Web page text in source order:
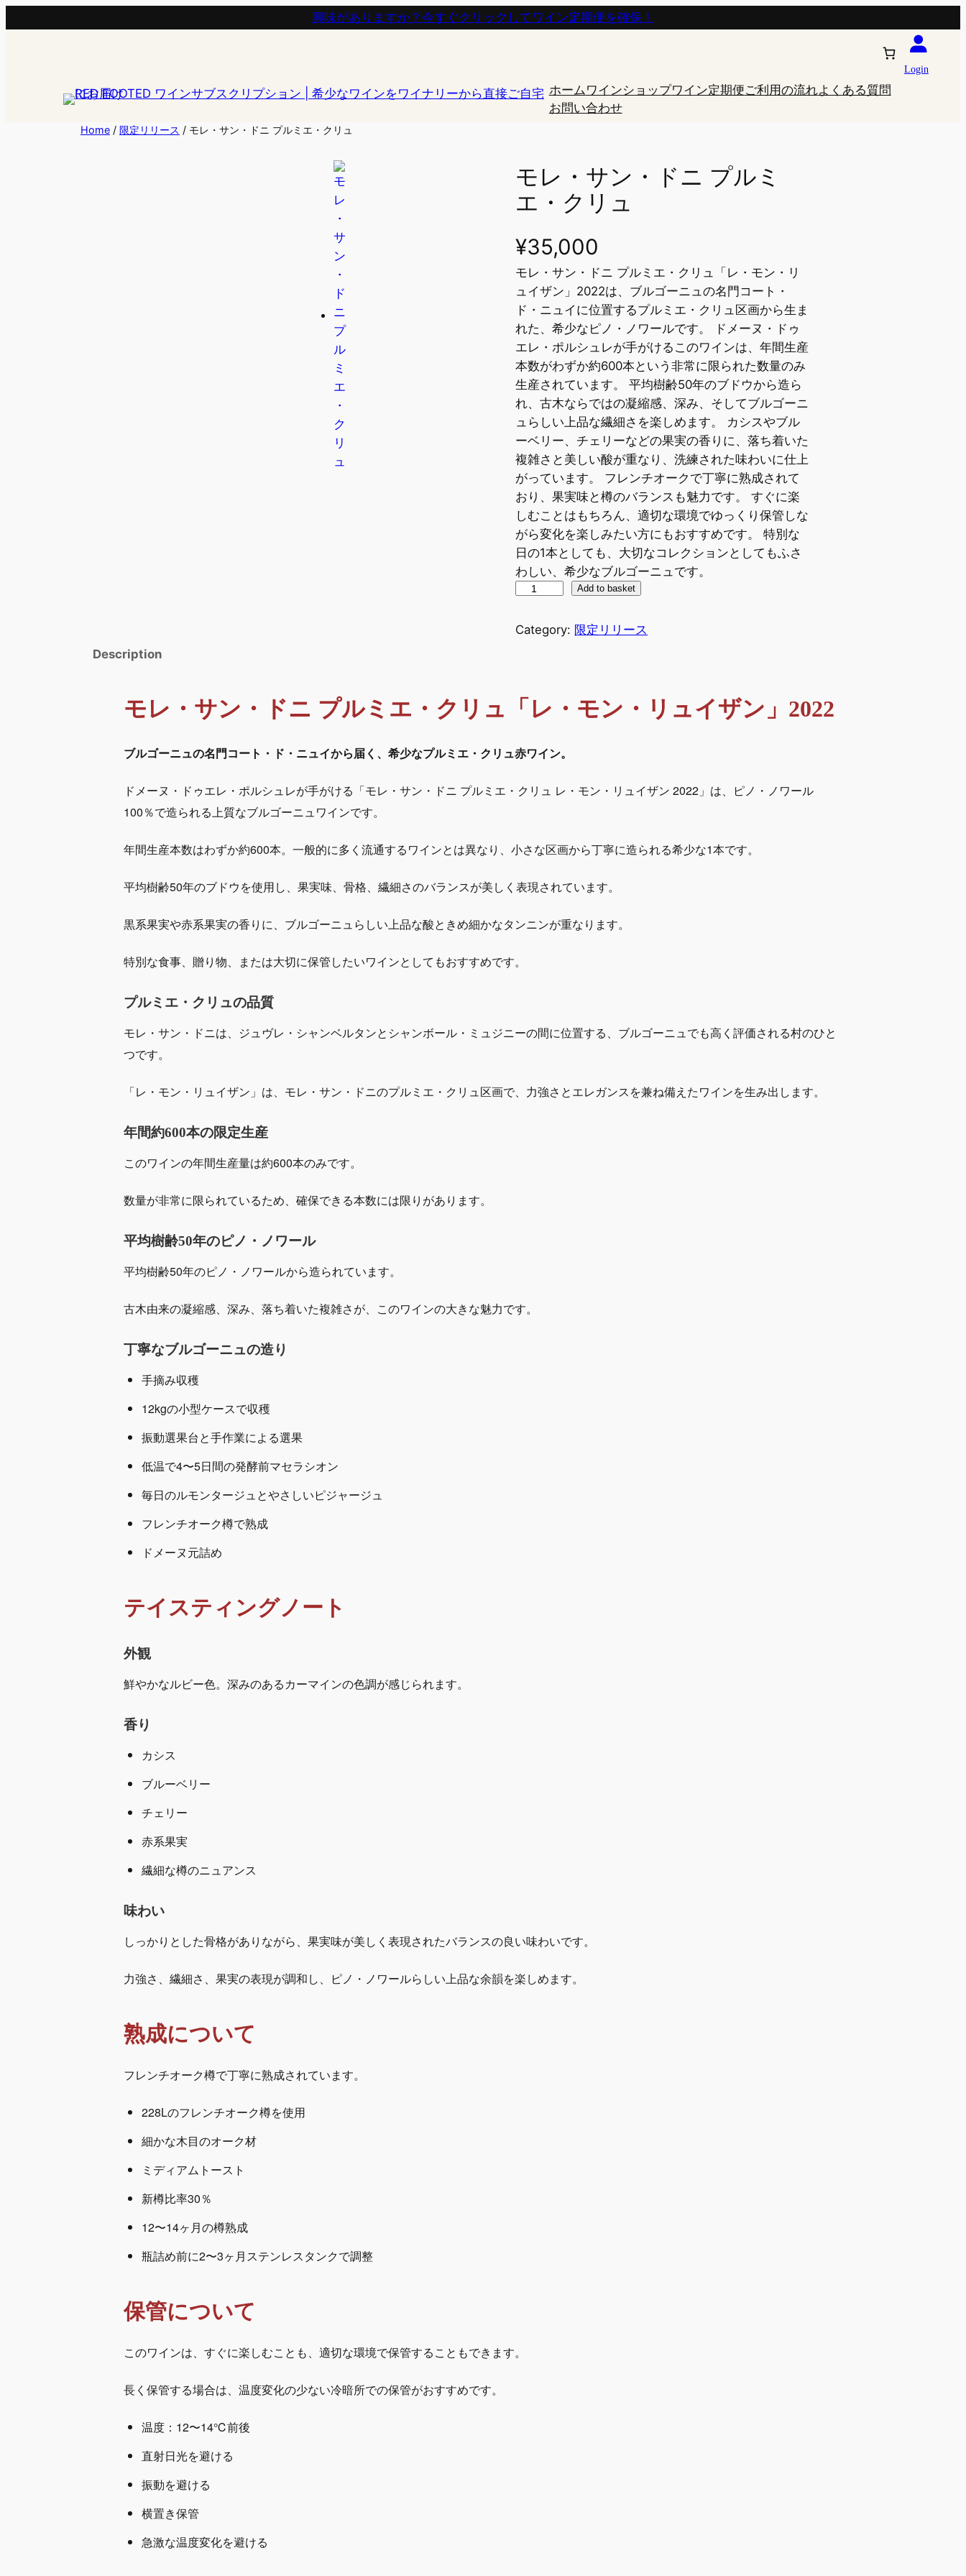
to
興味がありますか？今すぐクリックしてワイン定期便を確保！
Login
ホームワインショップワイン定期便ご利用の流れよくある質問
お問い合わせ
Home / 限定リリース / モレ・サン・ドニ プルミエ・クリュ
モレ・サン・ドニ プルミ
エ・クリュ
¥35,000
モレ・サン・ドニ プルミエ・クリュ「レ・モン・リ
ュイザン」2022は、ブルゴーニュの名門コート・
ド・ニュイに位置するプルミエ・クリュ区画から生ま
れた、希少なピノ・ノワールです。 ドメーヌ・ドゥ
エレ・ポルシュレが手がけるこのワインは、年間生産
本数がわずか約600本という非常に限られた数量のみ
生産されています。 平均樹齢50年のブドウから造ら
れ、古木ならではの凝縮感、深み、そしてブルゴーニ
ュらしい上品な繊細さを楽しめます。 カシスやブル
ーベリー、チェリーなどの果実の香りに、落ち着いた
複雑さと美しい酸が重なり、洗練された味わいに仕上
がっています。 フレンチオークで丁寧に熟成されて
おり、果実味と樽のバランスも魅力です。 すぐに楽
しむことはもちろん、適切な環境でゆっくり保管しな
がら変化を楽しみたい方にもおすすめです。 特別な
日の1本としても、大切なコレクションとしてもふさ
わしい、希少なブルゴーニュです。
・
ド
ル
エ
リ
q
a
t
Add to basket
Category: 限定リリース
Description
モレ・サン・ドニ プルミエ・クリュ「レ・モン・リュイザン」2022
ブルゴーニュの名門コート・ド・ニュイから届く、希少なプルミエ・クリュ赤ワイン。
ドメーヌ・ドゥエレ・ポルシュレが手がける「モレ・サン・ドニ プルミエ・クリュ レ・モン・リュイザン 2022」は、ピノ・ノワール
100％で造られる上質なブルゴーニュワインです。
年間生産本数はわずか約600本。一般的に多く流通するワインとは異なり、小さな区画から丁寧に造られる希少な1本です。
平均樹齢50年のブドウを使用し、果実味、骨格、繊細さのバランスが美しく表現されています。
黒系果実や赤系果実の香りに、ブルゴーニュらしい上品な酸ときめ細かなタンニンが重なります。
特別な食事、贈り物、または大切に保管したいワインとしてもおすすめです。
プルミエ・クリュの品質
モレ・サン・ドニは、ジュヴレ・シャンベルタンとシャンボール・ミュジニーの間に位置する、ブルゴーニュでも高く評価される村のひと
つです。
「レ・モン・リュイザン」は、モレ・サン・ドニのプルミエ・クリュ区画で、力強さとエレガンスを兼ね備えたワインを生み出します。
年間約600本の限定生産
このワインの年間生産量は約600本のみです。
数量が非常に限られているため、確保できる本数には限りがあります。
平均樹齢50年のピノ・ノワール
平均樹齢50年のピノ・ノワールから造られています。
古木由来の凝縮感、深み、落ち着いた複雑さが、このワインの大きな魅力です。
丁寧なブルゴーニュの造り
手摘み収穫
12kgの小型ケースで収穫
振動選果台と手作業による選果
低温で4〜5日間の発酵前マセラシオン
毎日のルモンタージュとやさしいピジャージュ
フレンチオーク樽で熟成
ドメーヌ元詰め
テイスティングノート
外観
鮮やかなルビー色。深みのあるカーマインの色調が感じられます。
香り
カシス
ブルーベリー
チェリー
赤系果実
繊細な樽のニュアンス
味わい
しっかりとした骨格がありながら、果実味が美しく表現されたバランスの良い味わいです。
力強さ、繊細さ、果実の表現が調和し、ピノ・ノワールらしい上品な余韻を楽しめます。
熟成について
フレンチオーク樽で丁寧に熟成されています。
228Lのフレンチオーク樽を使用
細かな木目のオーク材
ミディアムトースト
新樽比率30％
12〜14ヶ月の樽熟成
瓶詰め前に2〜3ヶ月ステンレスタンクで調整
保管について
このワインは、すぐに楽しむことも、適切な環境で保管することもできます。
長く保管する場合は、温度変化の少ない冷暗所での保管がおすすめです。
温度：12〜14℃前後
直射日光を避ける
振動を避ける
横置き保管
急激な温度変化を避ける